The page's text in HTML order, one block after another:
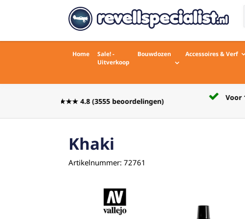
Home
Sale! -
Uitverkoop
Bouwdozen Accessoires & Verf
Voor 16:00 besteld zelfde werkdag
verstuurd
Khaki
Artikelnummer: 72761